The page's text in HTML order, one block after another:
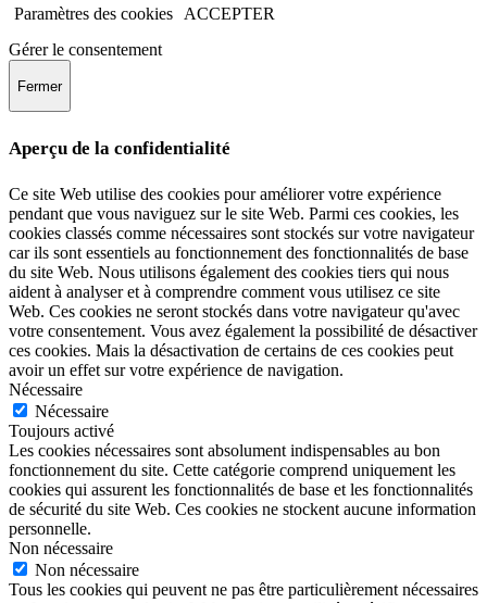
Paramètres des cookies
ACCEPTER
Gérer le consentement
Fermer
Aperçu de la confidentialité
Ce site Web utilise des cookies pour améliorer votre expérience
pendant que vous naviguez sur le site Web. Parmi ces cookies, les
cookies classés comme nécessaires sont stockés sur votre navigateur
car ils sont essentiels au fonctionnement des fonctionnalités de base
du site Web. Nous utilisons également des cookies tiers qui nous
aident à analyser et à comprendre comment vous utilisez ce site
Web. Ces cookies ne seront stockés dans votre navigateur qu'avec
votre consentement. Vous avez également la possibilité de désactiver
ces cookies. Mais la désactivation de certains de ces cookies peut
avoir un effet sur votre expérience de navigation.
Nécessaire
Nécessaire
Toujours activé
Les cookies nécessaires sont absolument indispensables au bon
fonctionnement du site. Cette catégorie comprend uniquement les
cookies qui assurent les fonctionnalités de base et les fonctionnalités
de sécurité du site Web. Ces cookies ne stockent aucune information
personnelle.
Non nécessaire
Non nécessaire
Tous les cookies qui peuvent ne pas être particulièrement nécessaires